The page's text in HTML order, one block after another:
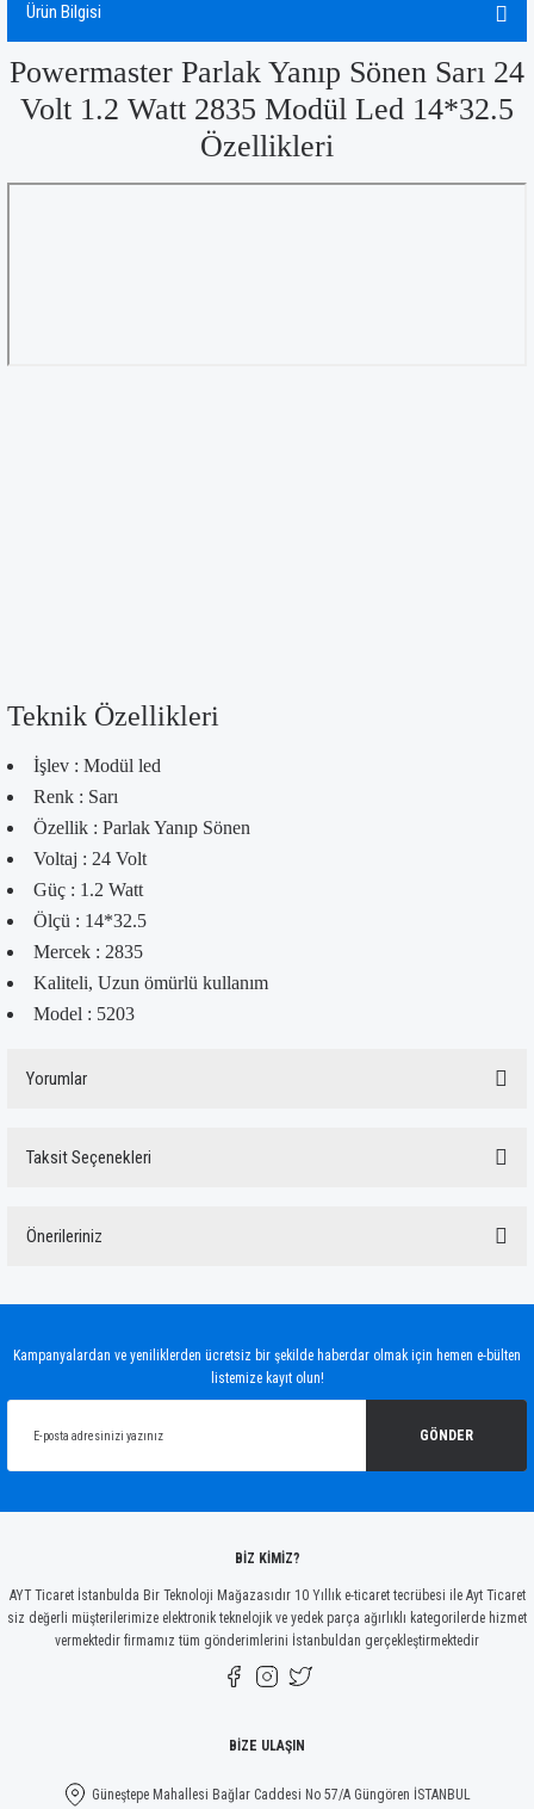
Ürün Bilgisi
Powermaster Parlak Yanıp Sönen Sarı 24
Volt 1.2 Watt 2835 Modül Led 14*32.5
Özellikleri
Teknik Özellikleri
İşlev : Modül led
Renk : Sarı
Özellik : Parlak Yanıp Sönen
Voltaj : 24 Volt
Güç : 1.2 Watt
Ölçü : 14*32.5
Mercek : 2835
Kaliteli, Uzun ömürlü kullanım
Model : 5203
Yorumlar
Taksit Seçenekleri
Önerileriniz
Ürün açıklamasında eksik bilgiler bulunuyor.
Gönder
Kampanyalardan ve yeniliklerden ücretsiz bir şekilde haberdar olmak için hemen e-bülten
listemize kayıt olun!
GÖNDER
BİZ KİMİZ?
AYT Ticaret İstanbulda Bir Teknoloji Mağazasıdır 10 Yıllık e-ticaret tecrübesi ile Ayt Ticaret
siz değerli müşterilerimize elektronik teknelojik ve yedek parça ağırlıklı kategorilerde hizmet
vermektedir firmamız tüm gönderimlerini İstanbuldan gerçekleştirmektedir
BİZE ULAŞIN
Güneştepe Mahallesi Bağlar Caddesi No 57/A Güngören İSTANBUL